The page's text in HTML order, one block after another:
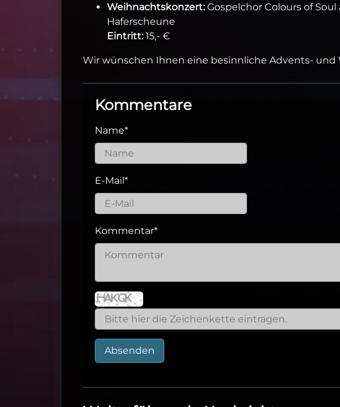
Weihnachtskonzert:Gospelchor Colours of
Haferscheune
Eintritt:15,- €
Wir wünschen Ihnen eine besinnliche Advents-
Kommentare
Name*
E-Mail*
Kommentar*
Absenden